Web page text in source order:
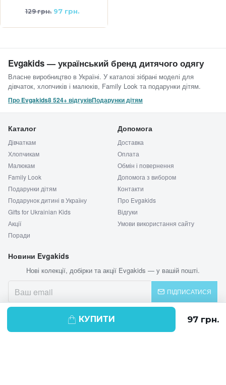
КУПИТИ
129 грн. 97 грн.
Evgakids — український бренд дитячого одягу
Власне виробництво в Україні. У каталозі зібрані моделі для
дівчаток, хлопчиків і малюків, Family Look та подарунки дітям.
Про Evgakids8 524+ відгуківПодарунки дітям
Каталог
Дівчаткам
Хлопчикам
Малюкам
Family Look
Подарунки дітям
Подарунок дитині в Україну
Gifts for Ukrainian Kids
Акції
Поради
Допомога
Доставка
Оплата
Обмін і повернення
Допомога з вибором
Контакти
Про Evgakids
Відгуки
Умови використання сайту
Новини Evgakids
Нові колекції, добірки та акції Evgakids — у вашій пошті.
ПІДПИСАТИСЯ